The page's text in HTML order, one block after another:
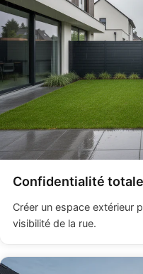
Confidentialité totale
Créer un espace extérieur
visibilité de la rue.